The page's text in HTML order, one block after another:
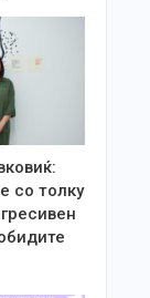
со толку